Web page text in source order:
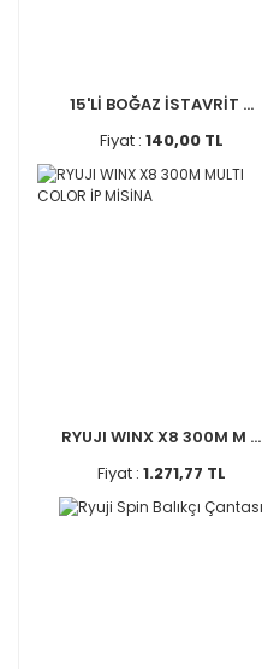
15'Lİ BOĞAZ İSTAVRİT ...
Fiyat : 140,00 TL
RYUJI WINX X8 300M M ...
Fiyat : 1.271,77 TL